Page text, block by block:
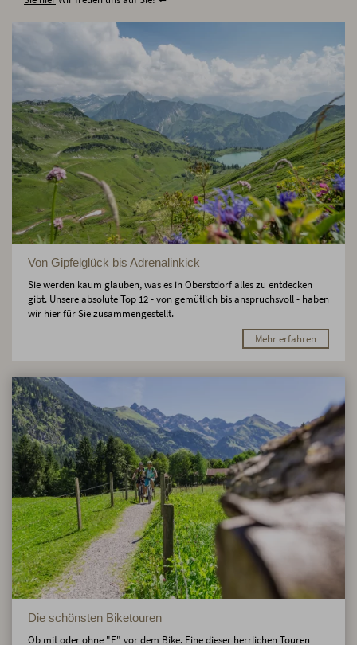
Von Gipfelglück bis Adrenalinkick
Sie werden kaum glauben, was es in Oberstdorf alles zu entdecken
gibt. Unsere absolute Top 12 - von gemütlich bis anspruchsvoll - haben
wir hier für Sie zusammengestellt.
Mehr erfahren
Die schönsten Biketouren
Ob mit oder ohne "E" vor dem Bike. Eine dieser herrlichen Touren